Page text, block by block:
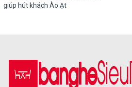
giúp hút khách Ào Ạt